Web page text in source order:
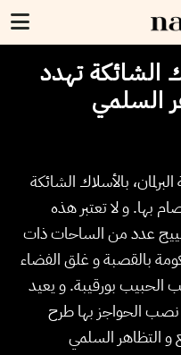
الشائكة تهدد
السلمي
بالأسلاك الشائكة
بها. و لا تعتبر هذه
عدد من الساحات ذات
بالقصبة و غلق الفضاء
الحبيب بورقيبة. و يعيد
الحواجز بها طرح
و التظاهر السلمي